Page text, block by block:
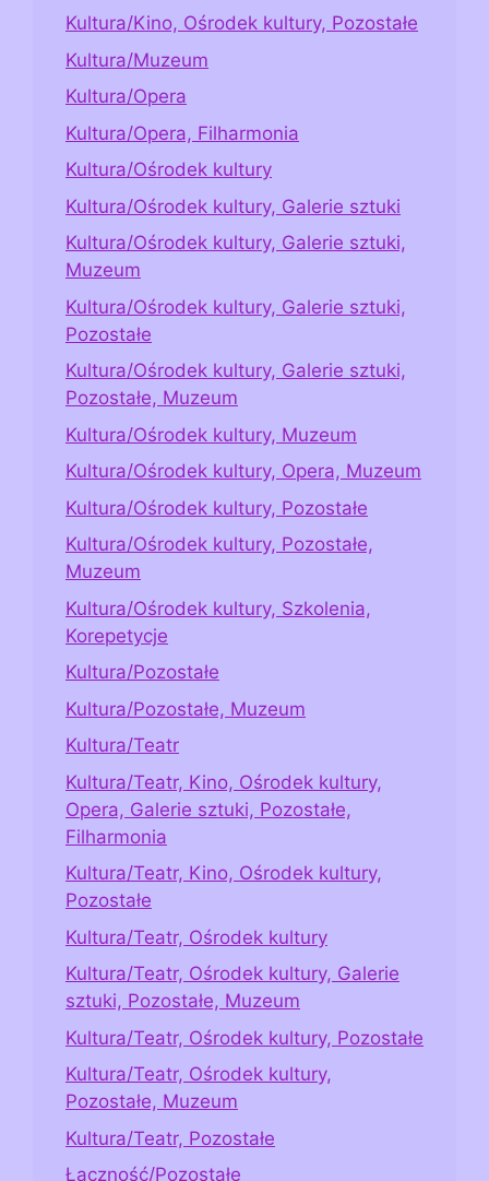
Kultura/Kino, Ośrodek kultury, Pozostałe
Kultura/Muzeum
Kultura/Opera
Kultura/Opera, Filharmonia
Kultura/Ośrodek kultury
Kultura/Ośrodek kultury, Galerie sztuki
Kultura/Ośrodek kultury, Galerie sztuki,
Muzeum
Kultura/Ośrodek kultury, Galerie sztuki,
Pozostałe
Kultura/Ośrodek kultury, Galerie sztuki,
Pozostałe, Muzeum
Kultura/Ośrodek kultury, Muzeum
Kultura/Ośrodek kultury, Opera, Muzeum
Kultura/Ośrodek kultury, Pozostałe
Kultura/Ośrodek kultury, Pozostałe,
Muzeum
Kultura/Ośrodek kultury, Szkolenia,
Korepetycje
Kultura/Pozostałe
Kultura/Pozostałe, Muzeum
Kultura/Teatr
Kultura/Teatr, Kino, Ośrodek kultury,
Opera, Galerie sztuki, Pozostałe,
Filharmonia
Kultura/Teatr, Kino, Ośrodek kultury,
Pozostałe
Kultura/Teatr, Ośrodek kultury
Kultura/Teatr, Ośrodek kultury, Galerie
sztuki, Pozostałe, Muzeum
Kultura/Teatr, Ośrodek kultury, Pozostałe
Kultura/Teatr, Ośrodek kultury,
Pozostałe, Muzeum
Kultura/Teatr, Pozostałe
Łączność/Pozostałe